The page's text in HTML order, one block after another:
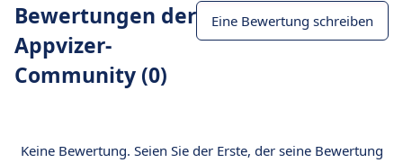
Bewertungen der
Appvizer-
Community (0)
Eine Bewertung schreiben
Keine Bewertung. Seien Sie der Erste, der seine Bewertung